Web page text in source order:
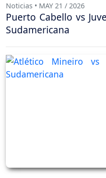
Noticias • MAY 21 / 2026
Puerto Cabello vs
Sudamericana